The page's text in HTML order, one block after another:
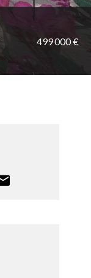
499 000 €